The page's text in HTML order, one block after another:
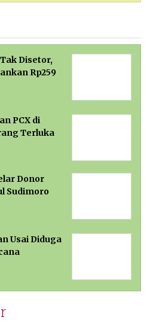
Disetor,
Rp259
PCX di
Terluka
Donor
Sudimoro
Usai Diduga